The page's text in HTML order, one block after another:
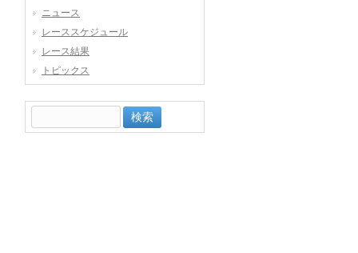
ニュース
レーススケジュール
レース結果
トピックス
索: